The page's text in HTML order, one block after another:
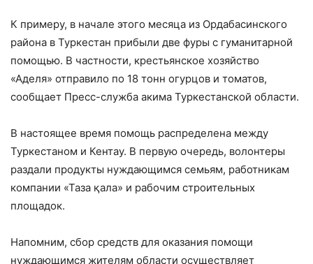
К примеру, в начале этого месяца из Ордабасинского
района в Туркестан прибыли две фуры с гуманитарной
помощью. В частности, крестьянское хозяйство
«Аделя» отправило по 18 тонн огурцов и томатов,
сообщает Пресс-служба акима Туркестанской области.
В настоящее время помощь распределена между
Туркестаном и Кентау. В первую очередь, волонтеры
раздали продукты нуждающимся семьям, работникам
компании «Таза қала» и рабочим строительных
площадок.
Напомним, сбор средств для оказания помощи
нуждающимся жителям области осуществляет